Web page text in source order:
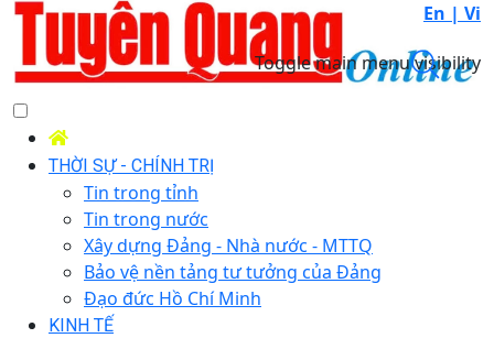
En | Vi
Toggle main menu visibility
THỜI SỰ - CHÍNH TRỊ
Tin trong tỉnh
Tin trong nước
Xây dựng Đảng - Nhà nước - MTTQ
Bảo vệ nền tảng tư tưởng của Đảng
Đạo đức Hồ Chí Minh
KINH TẾ